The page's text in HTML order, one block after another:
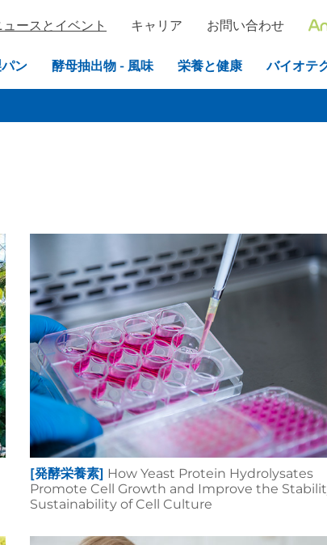
ュースとイベント キャリア お問い合わせ
ン 酵母抽出物 - 風味 栄養と健康 バイオテ
[発酵栄養素] How Yeast Protein Hydrolysates
Promote Cell Growth and Improve the
Sustainability of Cell Culture